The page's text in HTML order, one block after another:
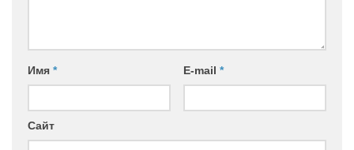
Имя * E-mail *
Сайт